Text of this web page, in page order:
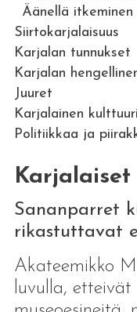
Äänellä itkeminen
Siirtokarjalaisuus
Karjalan tunnukset
Karjalan
Juuret
Karjalainen
Politiikkaa ja
Karjalaiset
Sananparret
rikastuttavat
Akateemikko
luvulla,